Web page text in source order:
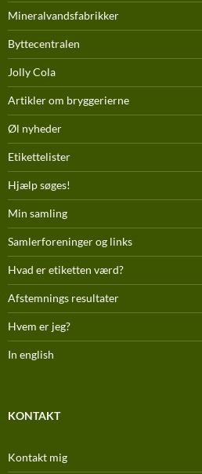
Mineralvandsfabrikker
Byttecentralen
Jolly Cola
Artikler om bryggerierne
Øl nyheder
Etikettelister
Hjælp søges!
Min samling
Samlerforeninger og links
Hvad er etiketten værd?
Afstemnings resultater
Hvem er jeg?
In english
KONTAKT
Kontakt mig